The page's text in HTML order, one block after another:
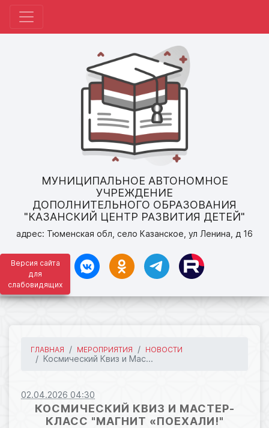
Версия сайта
для
слабовидящих
МУНИЦИПАЛЬНОЕ АВТОНОМНОЕ
УЧРЕЖДЕНИЕ
ДОПОЛНИТЕЛЬНОГО ОБРАЗОВАНИЯ
"КАЗАНСКИЙ ЦЕНТР РАЗВИТИЯ ДЕТЕЙ"
адрес: Тюменская обл, село Казанское, ул Ленина, д 16
ГЛАВНАЯ МЕРОПРИЯТИЯ НОВОСТИ
Космический Квиз и Мас...
02.04.2026 04:30
КОСМИЧЕСКИЙ КВИЗ И МАСТЕР-
КЛАСС "МАГНИТ «ПОЕХАЛИ!"